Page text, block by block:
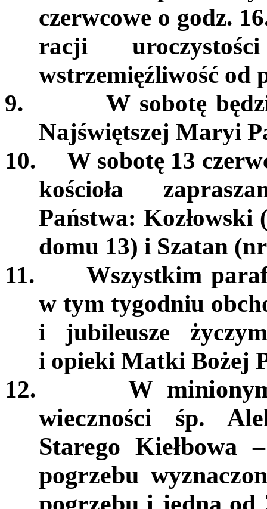
czerwcowe o godz.
racji
wstrzemięźliwość od
9.
W sobotę
Najświętszej Maryi
10.
W sobotę 13
kościoła
Państwa:
domu 13) i Szatan
11.
Wszystkim
w tym tygodniu
i jubileusze
i opieki Matki Bożej
12.
W
wieczności śp.
Starego Kiełbowa
pogrzebu